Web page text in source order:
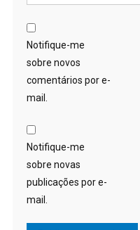
Notifique-me
sobre novos
comentários por e-
mail.
Notifique-me
sobre novas
publicações por e-
mail.